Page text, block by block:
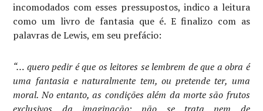
incomodados com esses pressupostos, indico a leitura
como um livro de fantasia que é. E finalizo com as
palavras de Lewis, em seu prefácio:
“… quero pedir é que os leitores se lembrem de que a obra é
uma fantasia e naturalmente tem, ou pretende ter, uma
moral. No entanto, as condições além da morte são frutos